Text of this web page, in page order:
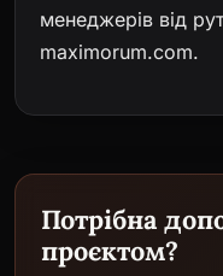
менеджерів від
maximorum.com.
Потрібна
проєктом?